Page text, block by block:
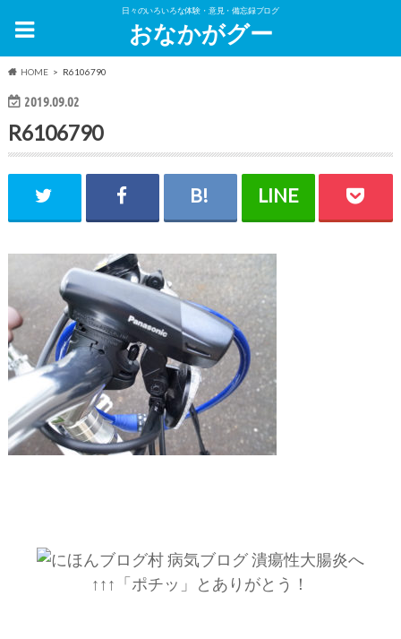
日々のいろいろな体験・意見・備忘録ブログ
おなかがグー
HOME R6106790
2019.09.02
R6106790
↑↑↑「ポチッ」とありがとう！